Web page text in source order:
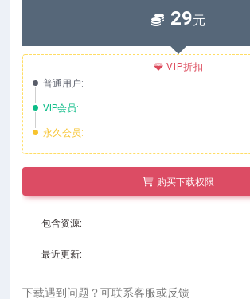
29元
VIP折扣
普通用户:
VIP会员:
永久会员:
购买下载权限
包含资源:
最近更新:
下载遇到问题？可联系客服或反馈